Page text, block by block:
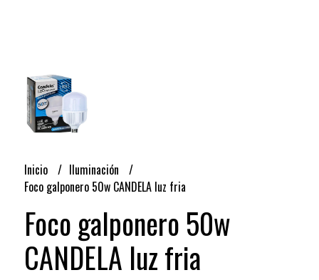
Inicio
Iluminación
Foco galponero 50w CANDELA luz fria
Foco galponero 50w
CANDELA luz fria